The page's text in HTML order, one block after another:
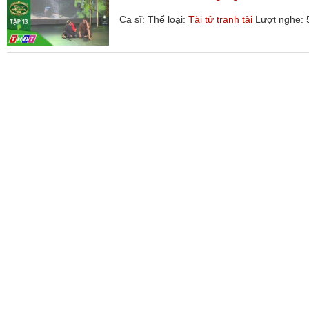
Ca sĩ: Thể loại: Tài tử tranh tài Lượt nghe: